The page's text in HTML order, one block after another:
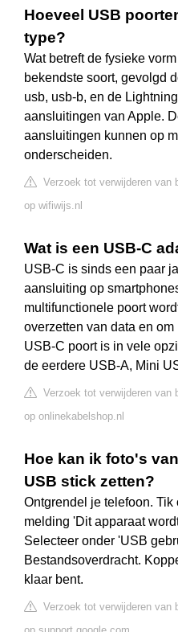
Hoeveel USB
type?
Wat betreft de fysieke
bekendste soort, gevolgd
usb, usb-b, en de
aansluitingen van Apple.
aansluitingen kunnen op
onderscheiden.
Verzoek tot verwijderen van
op wifiwijs.nl
Wat is een USB-C
USB-C is sinds een paar
aansluiting op
multifunctionele poort
overzetten van data en
USB-C poort is in vele
de eerdere USB-A, Mini
Verzoek tot verwijderen van
op onlinekabelshop.nl
Hoe kan ik foto's
USB stick zetten?
Ontgrendel je telefoon.
melding 'Dit apparaat
Selecteer onder 'USB
Bestandsoverdracht.
klaar bent.
Verzoek tot verwijderen van